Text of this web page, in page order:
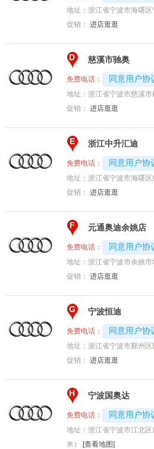
地址： 浙江省宁波市海曙
促销： 进店逛逛
D 慈溪市驰奥
免费电话： 同意用户协
地址： 浙江省宁波市慈溪
促销： 进店逛逛
E 浙江中升汇迪
免费电话： 同意用户协
地址： 浙江省宁波市海曙
促销： 进店逛逛
F 元通奥迪余姚店
免费电话： 同意用户协
地址： 浙江省宁波市余姚
促销： 进店逛逛
G 宁波恒迪
免费电话： 同意用户协
地址： 浙江省宁波市鄞州
促销： 进店逛逛
H 宁波国奥达
免费电话： 同意用户协
地址： 浙江省宁波市江北
米）
[查看地图]